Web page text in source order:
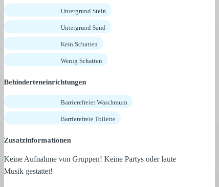
Untergrund Stein
Untergrund Sand
Kein Schatten
Wenig Schatten
Behinderteneinrichtungen
Barrierefreier Waschraum
Barrierefreie Toilette
Zusatzinformationen
Keine Aufnahme von Gruppen! Keine Partys oder laute
Musik gestattet!